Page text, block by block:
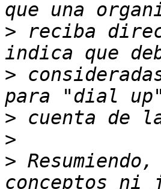
> reciba
>
>
>
>